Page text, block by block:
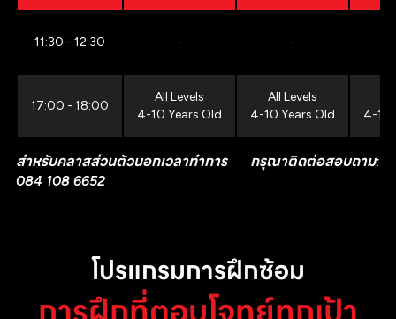
11:30 - 12:30 - -
17:00 - 18:00
All Levels
4-10 Years Old
All Levels
4-10 Years Old
4-10
สำหรับคลาสส่วนตัวนอกเวลาทำการ กรุณาติดต่อสอบถาม:
084 108 6652
โปรแกรมการฝึกซ้อม
การฝึกที่ตอบโจทย์ทุกเป้า